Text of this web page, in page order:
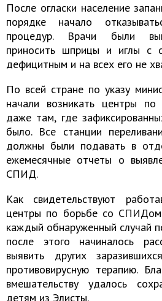
После огласки население
порядке начало
процедур. Врачи были
приносить шприцы и иглы с
дефицитным и на всех его не
По всей стране по указу
начали возникать центры
даже там, где
было. Все станции
должны были подавать в
ежемесячные отчеты о
СПИД.
Как свидетельствуют
центры по борьбе со
каждый обнаруженный случай
после этого начиналось
выявить других
противовирусную терапию.
вмешательству удалось
детям из Элисты.